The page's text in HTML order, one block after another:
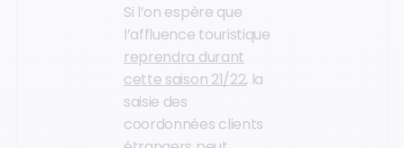
Si l’on espère que
l’affluence touristique
reprendra durant
cette saison 21/22, la
saisie des
coordonnées clients